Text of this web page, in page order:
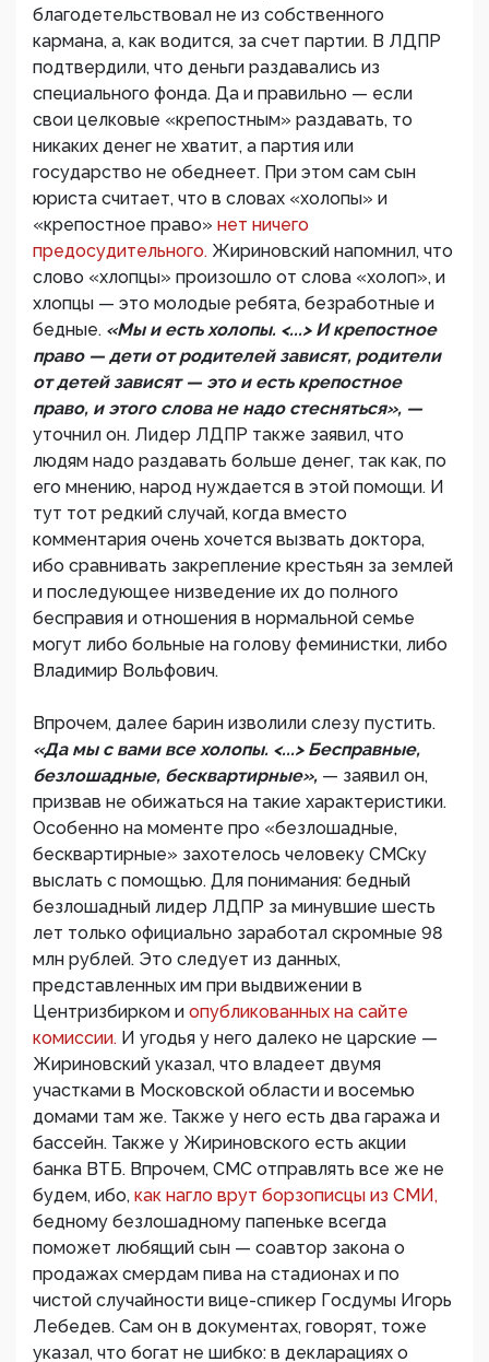
благодетельствовал не из собственного
кармана, а, как водится, за счет партии. В ЛДПР
подтвердили, что деньги раздавались из
специального фонда. Да и правильно — если
свои целковые «крепостным» раздавать, то
никаких денег не хватит, а партия или
государство не обеднеет. При этом сам сын
юриста считает, что в словах «холопы» и
«крепостное право» нет ничего
предосудительного. Жириновский напомнил, что
слово «хлопцы» произошло от слова «холоп», и
хлопцы — это молодые ребята, безработные и
бедные. «Мы и есть холопы. <...> И крепостное
право — дети от родителей зависят, родители
от детей зависят — это и есть крепостное
право, и этого слова не надо стесняться», —
уточнил он. Лидер ЛДПР также заявил, что
людям надо раздавать больше денег, так как, по
его мнению, народ нуждается в этой помощи. И
тут тот редкий случай, когда вместо
комментария очень хочется вызвать доктора,
ибо сравнивать закрепление крестьян за землей
и последующее низведение их до полного
бесправия и отношения в нормальной семье
могут либо больные на голову феминистки, либо
Владимир Вольфович.
Впрочем, далее барин изволили слезу пустить.
«Да мы с вами все холопы. <...> Бесправные,
безлошадные, бесквартирные», — заявил он,
призвав не обижаться на такие характеристики.
Особенно на моменте про «безлошадные,
бесквартирные» захотелось человеку СМСку
выслать с помощью. Для понимания: бедный
безлошадный лидер ЛДПР за минувшие шесть
лет только официально заработал скромные 98
млн рублей. Это следует из данных,
представленных им при выдвижении в
Центризбирком и опубликованных на сайте
комиссии. И угодья у него далеко не царские —
Жириновский указал, что владеет двумя
участками в Московской области и восемью
домами там же. Также у него есть два гаража и
бассейн. Также у Жириновского есть акции
банка ВТБ. Впрочем, СМС отправлять все же не
будем, ибо, как нагло врут борзописцы из СМИ,
бедному безлошадному папеньке всегда
поможет любящий сын — соавтор закона о
продажах смердам пива на стадионах и по
чистой случайности вице-спикер Госдумы Игорь
Лебедев. Сам он в документах, говорят, тоже
указал, что богат не шибко: в декларациях о